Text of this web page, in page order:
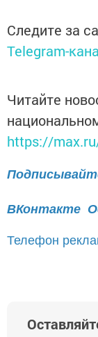
Следите за
Telegram-
Читайте
https://
ВКонтакте
Телефон